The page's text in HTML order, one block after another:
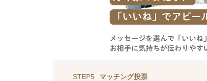
STEP5 マッチング投票